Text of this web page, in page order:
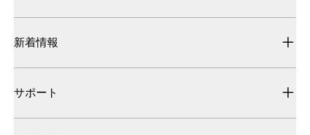
新着情報
サポート